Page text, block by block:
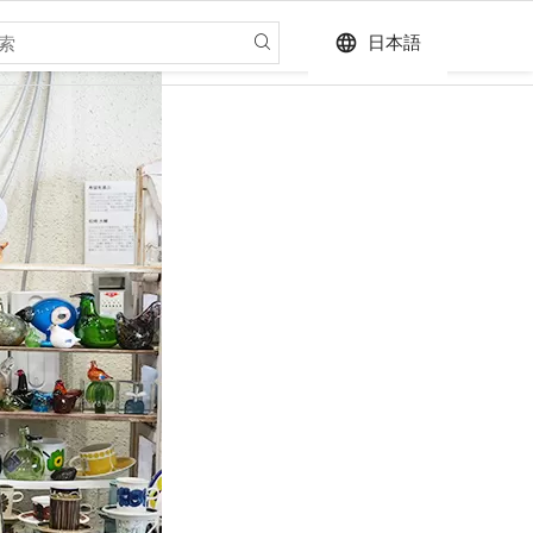
language 日本語